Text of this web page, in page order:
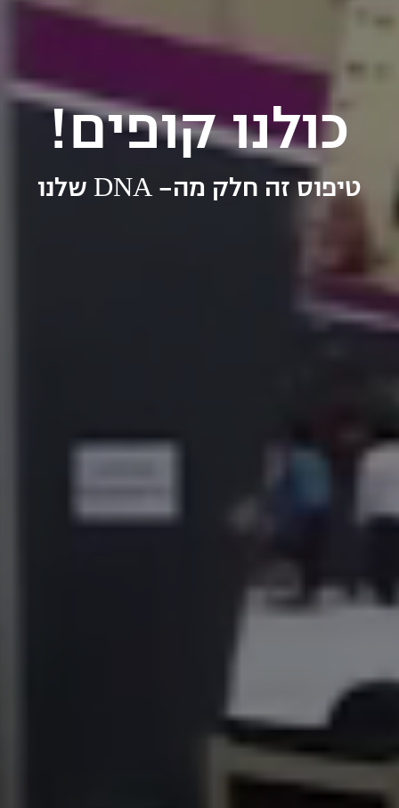
כולנו קופים!
טיפוס זה חלק מה- DNA שלנו